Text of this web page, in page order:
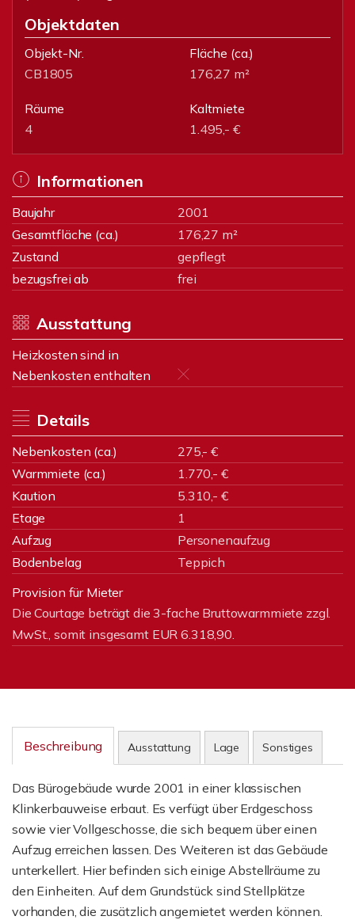
Objektdaten
Objekt-Nr.
CB1805
Fläche (ca.)
176,27 m²
Räume
4
Kaltmiete
1.495,- €
Informationen
Baujahr
2001
Gesamtfläche (ca.)
176,27 m²
Zustand
gepflegt
bezugsfrei ab
frei
Ausstattung
Heizkosten sind in
Nebenkosten enthalten
Details
Nebenkosten (ca.)
275,- €
Warmmiete (ca.)
1.770,- €
Kaution
5.310,- €
Etage
1
Aufzug
Personenaufzug
Bodenbelag
Teppich
Provision für Mieter
Die Courtage beträgt die 3-fache Bruttowarmmiete zzgl.
MwSt., somit insgesamt EUR 6.318,90.
Beschreibung Ausstattung Lage Sonstiges
Das Bürogebäude wurde 2001 in einer klassischen
Klinkerbauweise erbaut. Es verfügt über Erdgeschoss
sowie vier Vollgeschosse, die sich bequem über einen
Aufzug erreichen lassen. Des Weiteren ist das Gebäude
unterkellert. Hier befinden sich einige Abstellräume zu
den Einheiten. Auf dem Grundstück sind Stellplätze
vorhanden, die zusätzlich angemietet werden können.